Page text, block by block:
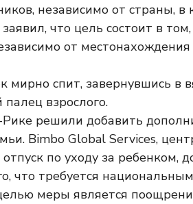
независимо от страны,
что цель состоит в
от местонахождения
решили добавить
Bimbo Global Services,
по уходу за ребенком,
что требуется
меры является